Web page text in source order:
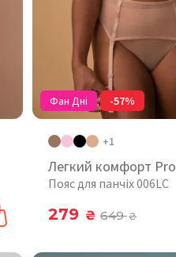
Фан Дні -57%
+1
Легкий комфорт Pro
Пояс для панчіх 006LC
279 ₴ 649₴